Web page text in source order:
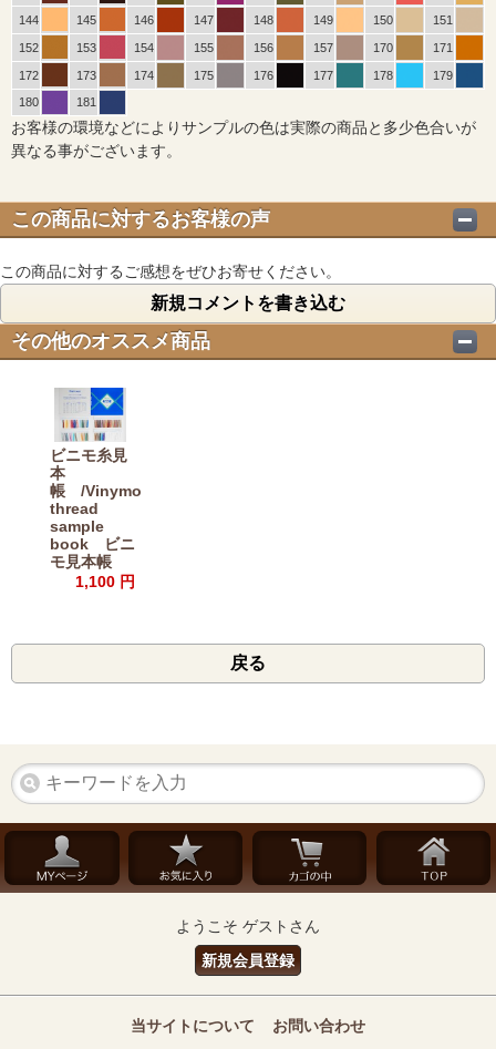
144 145 146 147 148 149 150 151
152 153 154 155 156 157 170 171
172 173 174 175 176 177 178
179
180
181
お客様の環境などによりサンプルの色は実際の商品と多少色合いが
異なる事がございます。
この商品に対するお客様の声
この商品に対するご感想をぜひお寄せください。
新規コメントを書き込む
その他のオススメ商品
ビニモ糸見
本
帳 /Vinymo
thread
sample
book ビニ
モ見本帳
1,100 円
戻る
ようこそ ゲストさん
新規会員登録
当サイトについて お問い合わせ